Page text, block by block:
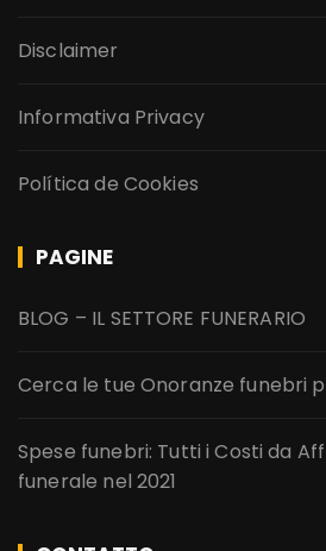
Disclaimer
Informativa Privacy
Política de Cookies
PAGINE
BLOG – IL SETTORE FUNERARIO
Cerca le tue Onoranze funebri
Spese funebri: Tutti i Costi da
funerale nel 2021